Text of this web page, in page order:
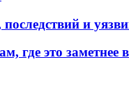
и
где это заметнее